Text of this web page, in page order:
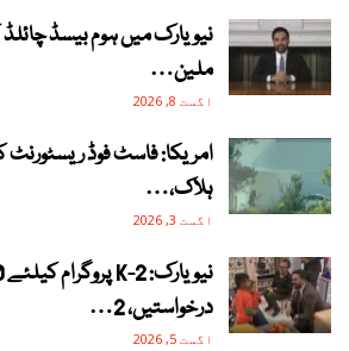
ملین…
اگست 8, 2026
ہلاک،…
اگست 3, 2026
درخواستیں، 2…
اگست 5, 2026